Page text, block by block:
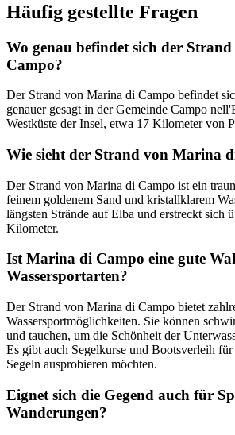
Häufig gestellte Fragen
Wo genau befindet sich der
Campo?
Der Strand von Marina di Campo befindet
genauer gesagt in der Gemeinde Campo
Westküste der Insel, etwa 17 Kilometer von
Wie sieht der Strand von Marina
Der Strand von Marina di Campo ist ein
feinem goldenem Sand und kristallklarem
längsten Strände auf Elba und erstreckt sich
Kilometer.
Ist Marina di Campo eine gute
Wassersportarten?
Der Strand von Marina di Campo bietet
Wassersportmöglichkeiten. Sie können
und tauchen, um die Schönheit der
Es gibt auch Segelkurse und Bootsverleih
Segeln ausprobieren möchten.
Eignet sich die Gegend auch für
Wanderungen?